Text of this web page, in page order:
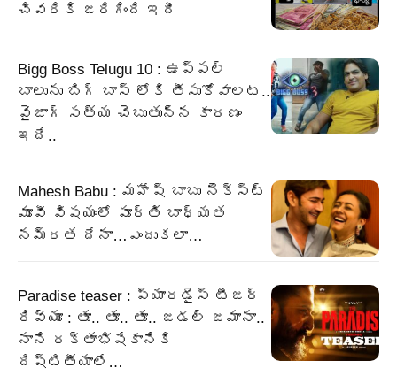
చివరికి జరిగింది ఇదీ
Bigg Boss Telugu 10 : ఉప్పల్
బాలును బిగ్ బాస్ లోకి తీసుకోవాలట..
వైజాగ్ సత్య చెబుతున్న కారణం
ఇదే..
Mahesh Babu : మహేష్ బాబు నెక్స్ట్
మూవీ విషయంలో పూర్తి బాధ్యత
నమ్రత దేనా…ఎందుకలా…
Paradise teaser : ప్యారడైస్ టీజర్
రివ్యూ : తూ.. తూ.. తూ.. జడల్ జమానా..
నాని రక్తాభిషేకానికి
దిష్టితీయాలే…